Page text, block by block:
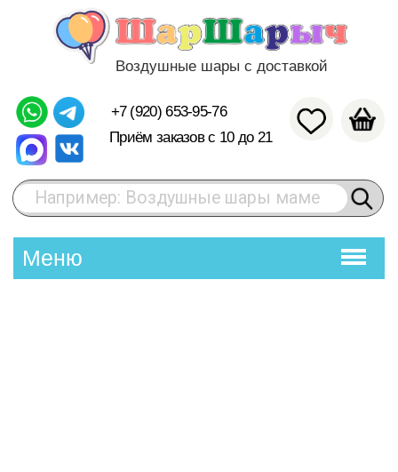
Воздушные шары с доставкой
Приём заказов с 10 до 21
Меню
Например: Воздушные шары маме